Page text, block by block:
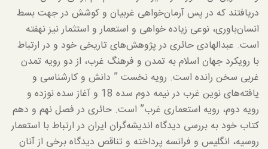
دریافتند که در پس آرمان‌خواهی غربیان و کوشش در جهت بسط
انسان‌باوری، نوعی زیاده خواهی و استعمار و استثمار نیز نهفته
است. عبدالهادی حائری در پژوهش‌های تاریخی خود و در ارتباط
با رویکرد جهان اسلام به تمدن و فرهنگ غرب، از دو رویه تمدن
غربی سخن رانده است. رویه نخست ” دانش و کارشناسی و
یافته‌های نوین غرب در نیمه دوم سده 18 و آغاز سده نوزده و
رویه دوم، رویه استعماری غرب” است. حائری در فصل نهم و دهم
کتاب خود به بررسی دیدگاه اندیشه‌گران ایران در ارتباط با استعمار
روسیه، انگلیس و فرانسه پرداخته و تناقص دیدگاه برخی از آنان